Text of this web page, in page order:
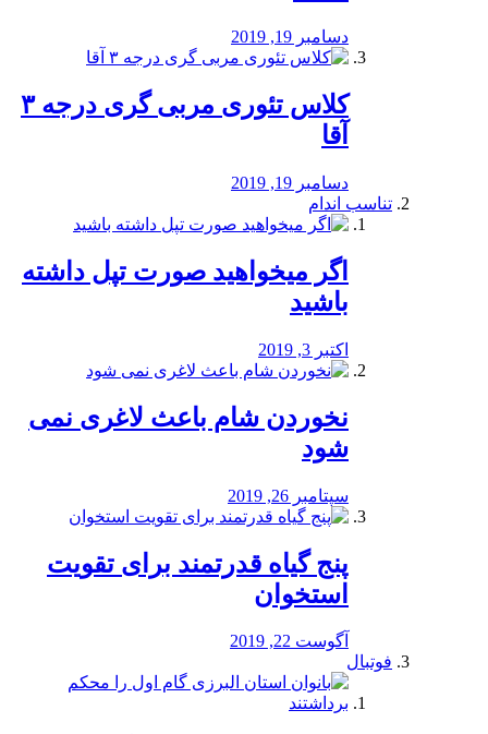
دسامبر 19, 2019
کلاس تئوری مربی گری درجه ۳
آقا
دسامبر 19, 2019
تناسب اندام
اگر میخواهید صورت تپل داشته
باشید
اکتبر 3, 2019
نخوردن شام باعث لاغری نمی
‌شود
سپتامبر 26, 2019
پنج گیاه قدرتمند برای تقویت
استخوان
آگوست 22, 2019
فوتبال